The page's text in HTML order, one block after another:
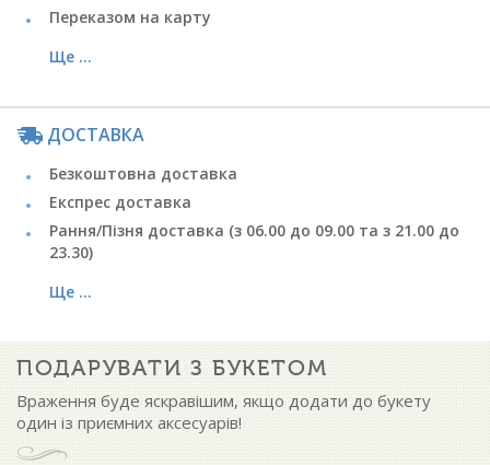
Переказом на карту
Ще ...
ДОСТАВКА
Безкоштовна доставка
Експрес доставка
Рання/Пізня доставка (з 06.00 до 09.00 та з 21.00 до
23.30)
Ще ...
ПОДАРУВАТИ З БУКЕТОМ
Враження буде яскравішим, якщо додати до букету
один із приємних аксесуарів!